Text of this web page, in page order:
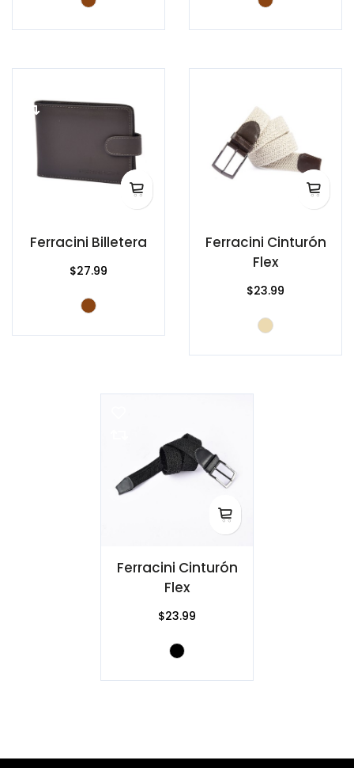
Ferracini Billetera
$27.99
Ferracini Cinturón
Flex
$23.99
Ferracini Cinturón
Flex
$23.99